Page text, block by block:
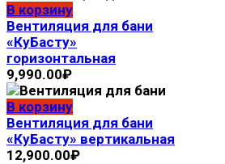
В корзину
Вентиляция для бани
«КуБасту»
горизонтальная
9,990.00₽
В корзину
Вентиляция для бани
«КуБасту» вертикальная
12,900.00₽